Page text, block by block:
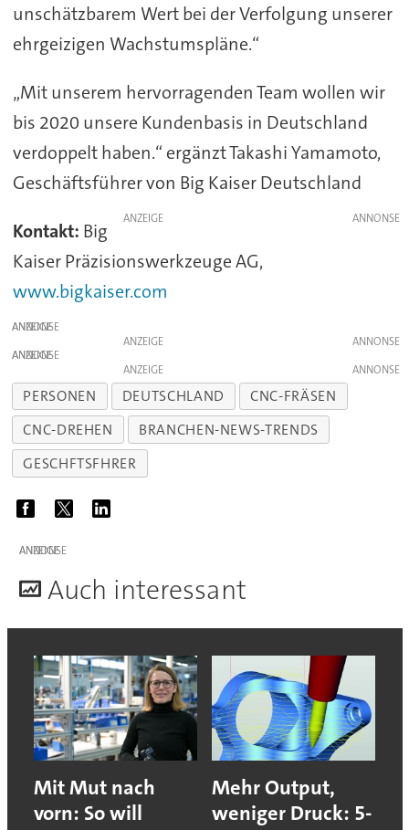
unschätzbarem Wert bei der Verfolgung unserer
ehrgeizigen Wachstumspläne.“
„Mit unserem hervorragenden Team wollen wir
bis 2020 unsere Kundenbasis in Deutschland
verdoppelt haben.“ ergänzt Takashi Yamamoto,
Geschäftsführer von Big Kaiser Deutschland
ANZEIGE
Kontakt: Big
Kaiser Präzisionswerkzeuge AG,
www.bigkaiser.com
ANZEIGE
ANZEIGE
ANZEIGE
ANZEIGE
PERSONEN DEUTSCHLAND
CNC-FRÄSEN
CNC-DREHEN
BRANCHEN-NEWS-TRENDS
GESCHFTSFHRER
ANZEIGE
Auch interessant
Mit Mut nach
vorn: So will
Mehr Output,
weniger Druck: 5-